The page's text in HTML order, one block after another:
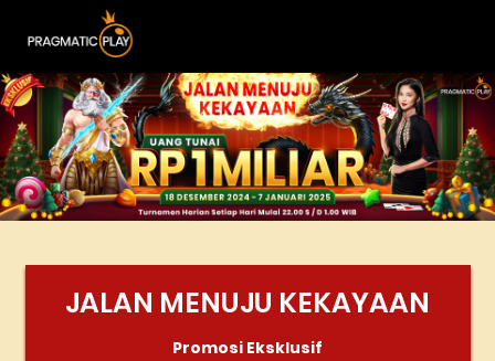
JALAN MENUJU KEKAYAAN
Promosi Eksklusif